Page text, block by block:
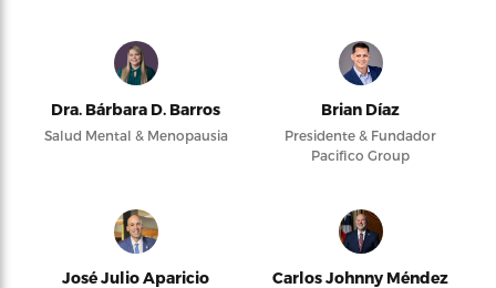
Dra. Bárbara D. Barros
Salud Mental & Menopausia
Brian Díaz
Presidente & Fundador
Pacifico Group
José Julio Aparicio
Carlos Johnny Méndez